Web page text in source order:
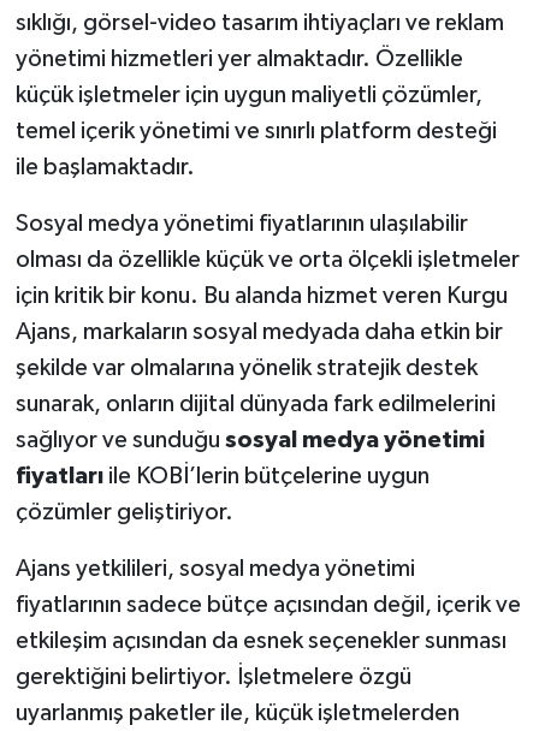
sıklığı, görsel-video tasarım ihtiyaçları ve reklam
yönetimi hizmetleri yer almaktadır. Özellikle
küçük işletmeler için uygun maliyetli çözümler,
temel içerik yönetimi ve sınırlı platform desteği
ile başlamaktadır.
Sosyal medya yönetimi fiyatlarının ulaşılabilir
olması da özellikle küçük ve orta ölçekli işletmeler
için kritik bir konu. Bu alanda hizmet veren Kurgu
Ajans, markaların sosyal medyada daha etkin bir
şekilde var olmalarına yönelik stratejik destek
sunarak, onların dijital dünyada fark edilmelerini
sağlıyor ve sunduğu sosyal medya yönetimi
fiyatlarıile KOBİ’lerin bütçelerine uygun
çözümler geliştiriyor.
Ajans yetkilileri, sosyal medya yönetimi
fiyatlarının sadece bütçe açısından değil, içerik ve
etkileşim açısından da esnek seçenekler sunması
gerektiğini belirtiyor. İşletmelere özgü
uyarlanmış paketler ile, küçük işletmelerden